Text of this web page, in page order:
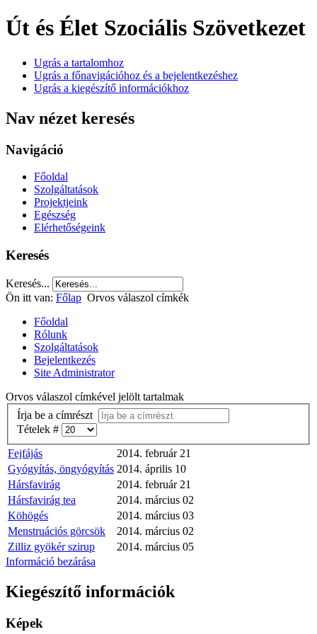
Út és Élet Szociális Szövetkezet
Ugrás a tartalomhoz
Ugrás a főnavigációhoz és a bejelentkezéshez
Ugrás a kiegészítő információkhoz
Nav nézet keresés
Navigáció
Főoldal
Szolgáltatások
Projektjeink
Egészség
Elérhetőségeink
Keresés
Keresés...
Ön itt van: Főlap Orvos válaszol címkék
Főoldal
Rólunk
Szolgáltatások
Bejelentkezés
Site Administrator
Orvos válaszol címkével jelölt tartalmak
Írja be a címrészt
Tételek #
Fejfájás
2014. február 21
Gyógyítás, öngyógyítás 2014. április 10
Hársfavirág
2014. február 21
Hársfavirág tea
2014. március 02
Köhögés
2014. március 03
Menstruációs görcsök
2014. március 02
Zilliz gyökér szirup
2014. március 05
Információ bezárása
Kiegészítő információk
Képek